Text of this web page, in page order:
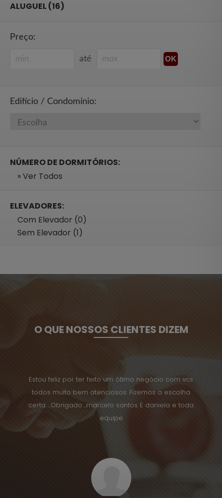
ALUGUEL (16)
Preço:
até
Edifício / Condomínio:
NÚMERO DE DORMITÓRIOS:
» Ver Todos
ELEVADORES:
Com Elevador (0)
Sem Elevador (1)
O QUE NOSSOS CLIENTES DIZEM
Estou feliz por ter feito um ótimo negócio com vcs
todos muito bem atenciosos. Fizemos a escolha
certa . Obrigado ..marcelo santos E daniela e toda
equipe